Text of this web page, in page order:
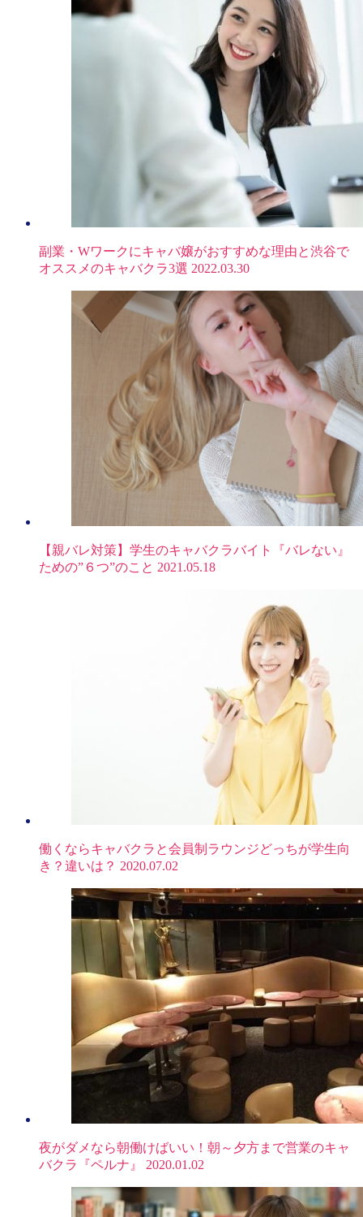
副業・Wワークにキャバ嬢がおすすめな理由と渋谷で
オススメのキャバクラ3選 2022.03.30
【親バレ対策】学生のキャバクラバイト『バレない』
ための”６つ”のこと 2021.05.18
働くならキャバクラと会員制ラウンジどっちが学生向
き？違いは？ 2020.07.02
夜がダメなら朝働けばいい！朝～夕方まで営業のキャ
バクラ『ペルナ』 2020.01.02